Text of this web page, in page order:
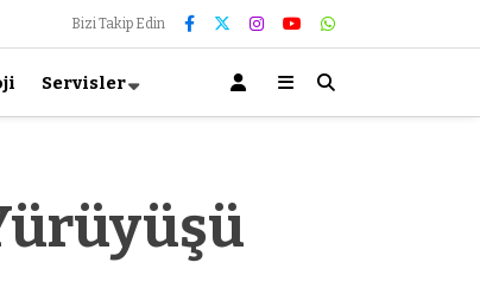
Bizi Takip Edin
Servisler